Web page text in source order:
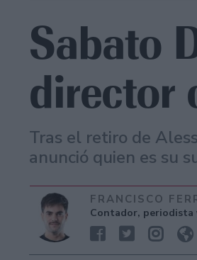
Sabato
director
Tras el retiro de
anunció quien es su
FRANCISCO
Contador, periodista